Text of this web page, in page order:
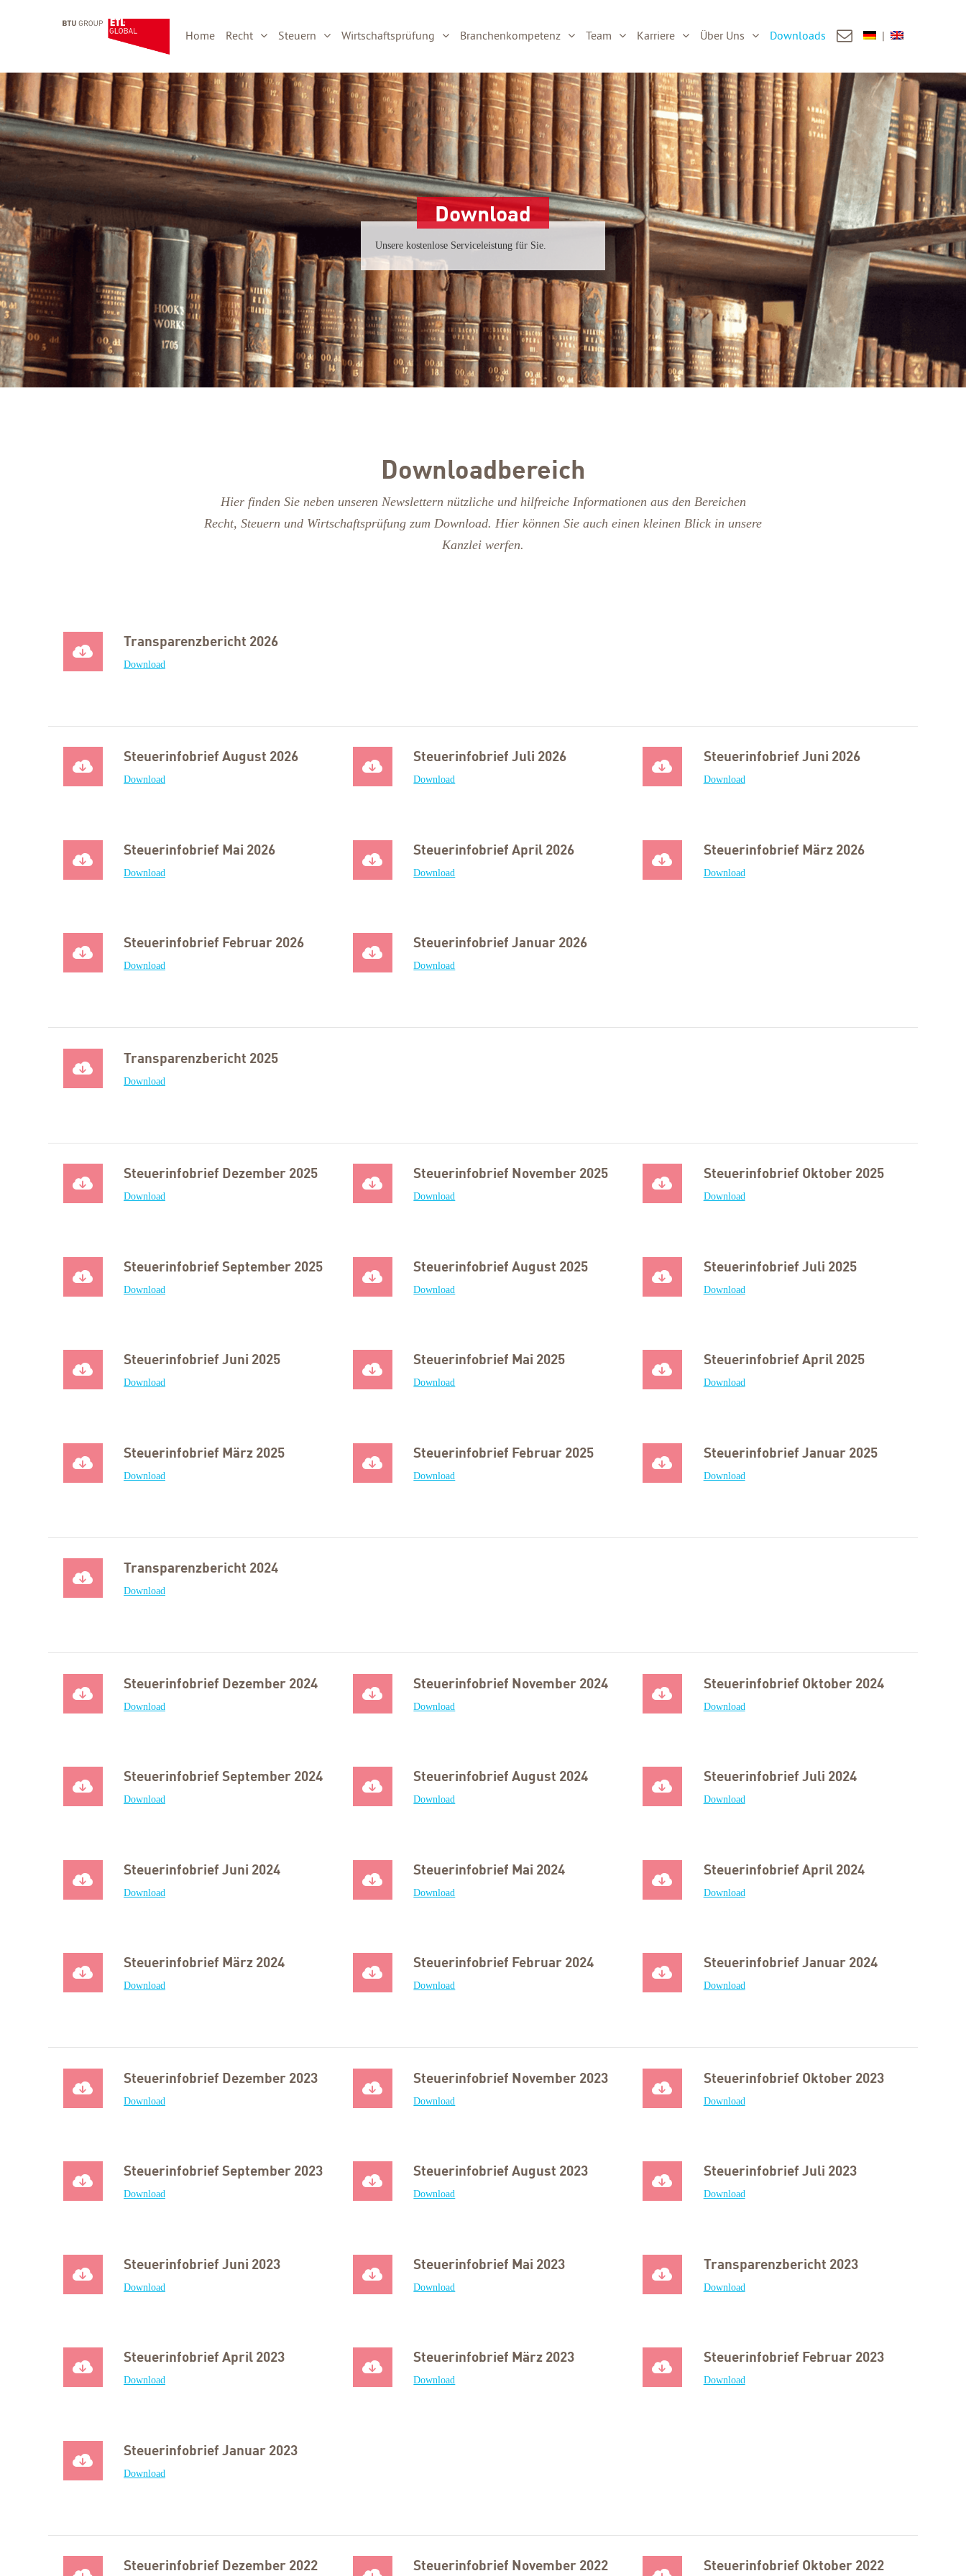
Home Recht Steuern Wirtschaftsprüfung Branchenkompetenz Team Karriere Über Uns Downloads
Download
Unsere kostenlose Serviceleistung für Sie.
Downloadbereich
Hier finden Sie neben unseren Newslettern nützliche und hilfreiche Informationen aus den Bereichen
Recht, Steuern und Wirtschaftsprüfung zum Download. Hier können Sie auch einen kleinen Blick in unsere
Kanzlei werfen.
Transparenzbericht 2026
Download
Steuerinfobrief August 2026
Download
Steuerinfobrief Juli 2026
Download
Steuerinfobrief Juni 2026
Download
Steuerinfobrief Mai 2026
Download
Steuerinfobrief April 2026
Download
Steuerinfobrief März 2026
Download
Steuerinfobrief Februar 2026
Download
Steuerinfobrief Januar 2026
Download
Transparenzbericht 2025
Download
Steuerinfobrief Dezember 2025
Download
Steuerinfobrief November 2025
Download
Steuerinfobrief Oktober 2025
Download
Steuerinfobrief September 2025
Download
Steuerinfobrief August 2025
Download
Steuerinfobrief Juli 2025
Download
Steuerinfobrief Juni 2025
Download
Steuerinfobrief Mai 2025
Download
Steuerinfobrief April 2025
Download
Steuerinfobrief März 2025
Download
Steuerinfobrief Februar 2025
Download
Steuerinfobrief Januar 2025
Download
Transparenzbericht 2024
Download
Steuerinfobrief Dezember 2024
Download
Steuerinfobrief November 2024
Download
Steuerinfobrief Oktober 2024
Download
Steuerinfobrief September 2024
Download
Steuerinfobrief August 2024
Download
Steuerinfobrief Juli 2024
Download
Steuerinfobrief Juni 2024
Download
Steuerinfobrief Mai 2024
Download
Steuerinfobrief April 2024
Download
Steuerinfobrief März 2024
Download
Steuerinfobrief Februar 2024
Download
Steuerinfobrief Januar 2024
Download
Steuerinfobrief Dezember 2023
Download
Steuerinfobrief November 2023
Download
Steuerinfobrief Oktober 2023
Download
Steuerinfobrief September 2023
Download
Steuerinfobrief August 2023
Download
Steuerinfobrief Juli 2023
Download
Steuerinfobrief Juni 2023
Download
Steuerinfobrief Mai 2023
Download
Transparenzbericht 2023
Download
Steuerinfobrief April 2023
Download
Steuerinfobrief März 2023
Download
Steuerinfobrief Februar 2023
Download
Steuerinfobrief Januar 2023
Download
Steuerinfobrief Dezember 2022 Steuerinfobrief November 2022 Steuerinfobrief Oktober 2022